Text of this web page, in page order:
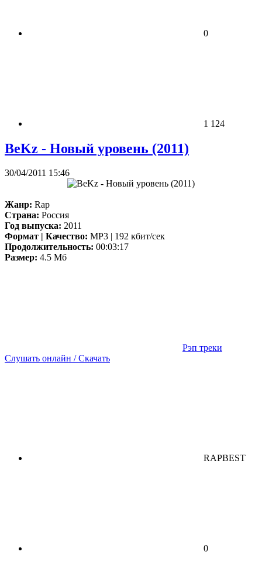
0
1 124
BeKz - Новый уровень (2011)
30/04/2011 15:46
Жанр: Rap
Страна: Россия
Год выпуска: 2011
Формат | Качество: MP3 | 192 кбит/сек
Продолжительность: 00:03:17
Размер: 4.5 Мб
Рэп треки
Слушать онлайн / Скачать
RAPBEST
0